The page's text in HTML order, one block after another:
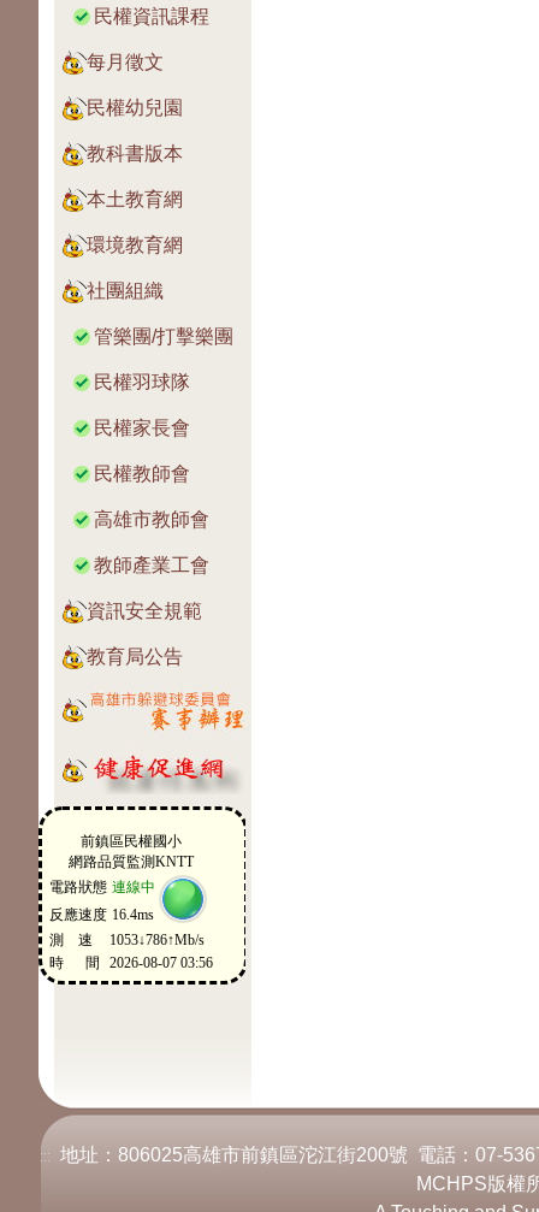
民權資訊課程
每月徵文
民權幼兒園
教科書版本
本土教育網
環境教育網
社團組織
管樂團/打擊樂團
民權羽球隊
民權家長會
民權教師會
高雄市教師會
教師產業工會
資訊安全規範
教育局公告
:::
地址：806025高雄市前鎮區沱江街200號 電話：07-
MCHPS版權